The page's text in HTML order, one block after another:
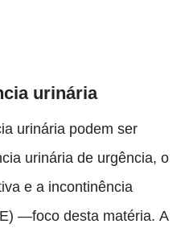
urinária
urinária podem ser
urinária de urgência, o
e a incontinência
—foco desta matéria. A